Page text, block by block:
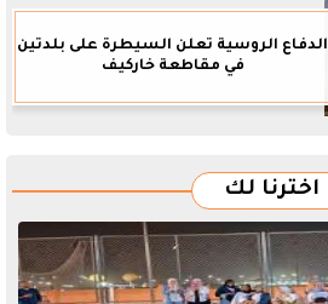
الدفاع الروسية تعلن السيطرة على بلدتين
في مقاطعة خاركيف
اخترنا لك